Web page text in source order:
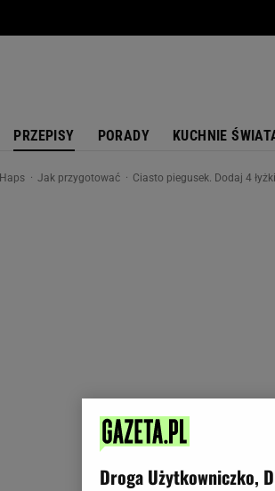
PRZEPISY PORADY KUCHNIE
Haps Jak przygotować Ciasto piegusek. Dodaj 4
Droga Użytkowniczko,